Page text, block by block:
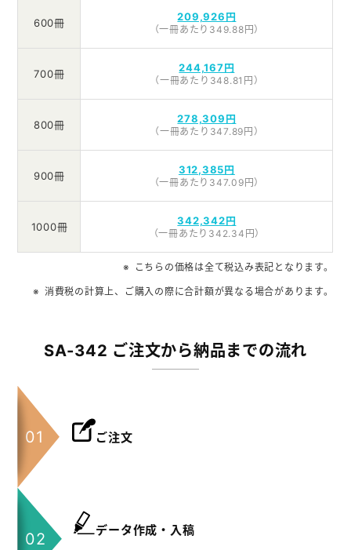
600冊 209,926円
（一冊あたり349.88円）
700冊 244,167円
（一冊あたり348.81円）
800冊 278,309円
（一冊あたり347.89円）
900冊 312,385円
（一冊あたり347.09円）
1000冊 342,342円
（一冊あたり342.34円）
こちらの価格は全て税込み表記となります。
消費税の計算上、ご購入の際に合計額が異なる場合があります。
SA-342 ご注文から納品までの流れ
ご注文
データ作成・入稿